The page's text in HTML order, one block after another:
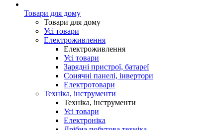
Товари для дому
Товари для дому
Усі товари
Електроживлення
Електроживлення
Усі товари
Зарядні пристрої, батареї
Сонячні панелі, інвертори
Електротовари
Техніка, інструменти
Техніка, інструменти
Усі товари
Електроніка